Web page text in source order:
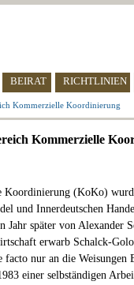
BEIRAT RICHTLINIEN
Kommerzielle Koordinierung
Kommerzielle
Koordinierung (KoKo)
und Innerdeutschen
Jahr später von Alexander
erwarb Schalck-
facto nur an die
einer selbständigen